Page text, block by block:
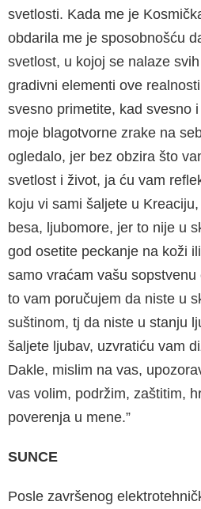
svetlosti. Kada me je
obdarila me je sposobnošću
svetlost, u kojoj se nalaze
gradivni elementi ove
svesno primetite, kad svesno
moje blagotvorne zrake na
ogledalo, jer bez obzira što
svetlost i život, ja ću vam
koju vi sami šaljete u
besa, ljubomore, jer to nije u
god osetite peckanje na koži
samo vraćam vašu
to vam poručujem da niste u
suštinom, tj da niste u stanju
šaljete ljubav, uzvratiću vam
Dakle, mislim na vas,
vas volim, podržim, zaštitim,
poverenja u mene.”
SUNCE
Posle završenog